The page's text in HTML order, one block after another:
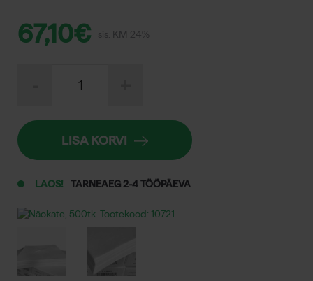
67,10€ sis. KM 24%
LAOS! TARNEAEG 2-4 TÖÖPÄEVA
LISA KORVI